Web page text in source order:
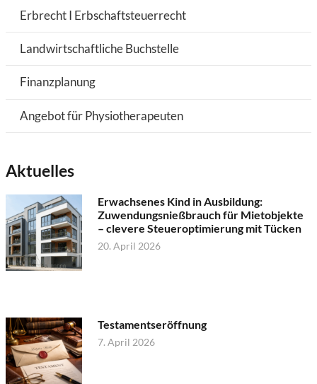
Erbrecht I Erbschaftsteuerrecht
Landwirtschaftliche Buchstelle
Finanzplanung
Angebot für Physiotherapeuten
Aktuelles
Erwachsenes Kind in Ausbildung:
Zuwendungsnießbrauch für Mietobjekte
– clevere Steueroptimierung mit Tücken
20. April 2026
Testamentseröffnung
7. April 2026